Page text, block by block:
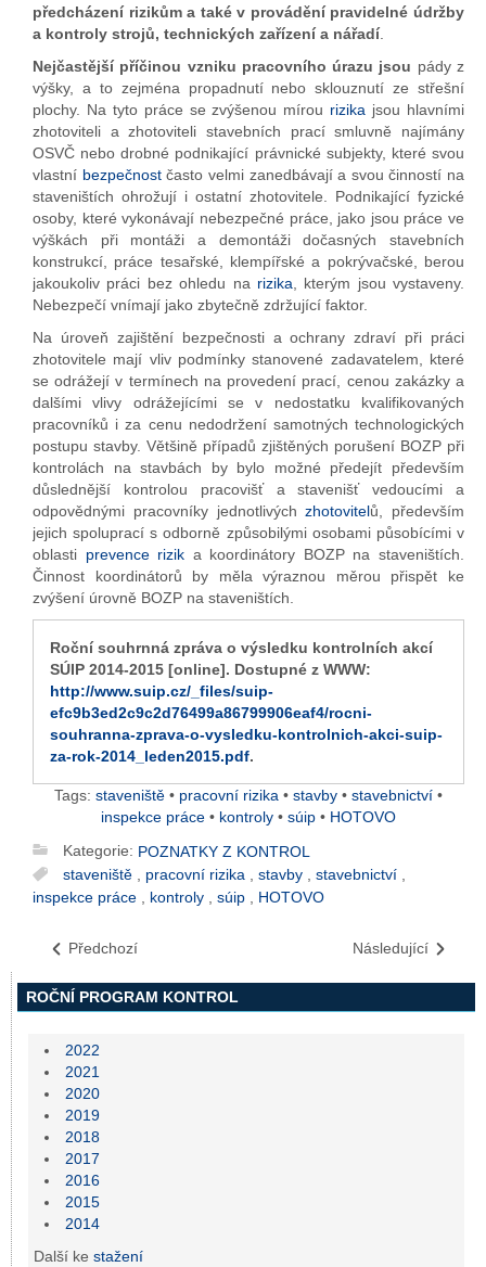
předcházení rizikům a také v provádění pravidelné údržby
a kontroly strojů, technických zařízení a nářadí.
Nejčastější příčinou vzniku pracovního úrazu jsou pády z
výšky, a to zejména propadnutí nebo sklouznutí ze střešní
plochy. Na tyto práce se zvýšenou mírou rizika jsou hlavními
zhotoviteli a zhotoviteli stavebních prací smluvně najímány
OSVČ nebo drobné podnikající právnické subjekty, které svou
vlastní bezpečnostčasto velmi zanedbávají a svou činností na
staveništích ohrožují i ostatní zhotovitele. Podnikající fyzické
osoby, které vykonávají nebezpečné práce, jako jsou práce ve
výškách při montáži a demontáži dočasných stavebních
konstrukcí, práce tesařské, klempířské a pokrývačské, berou
jakoukoliv práci bez ohledu na rizika , kterým jsou vystaveny.
Nebezpečí vnímají jako zbytečně zdržující faktor.
Na úroveň zajištění bezpečnosti a ochrany zdraví při práci
zhotovitele mají vliv podmínky stanovené zadavatelem, které
se odrážejí v termínech na provedení prací, cenou zakázky a
dalšími vlivy odrážejícími se v nedostatku kvalifikovaných
pracovníků i za cenu nedodržení samotných technologických
postupu stavby. Většině případů zjištěných porušení BOZP při
kontrolách na stavbách by bylo možné předejít především
důslednější kontrolou pracovišť a stavenišť vedoucími a
odpovědnými pracovníky jednotlivýchzhotovitelů, především
jejich spoluprací s odborně způsobilými osobami působícími v
oblasti prevence rizik a koordinátory BOZP na staveništích.
Činnost koordinátorů by měla výraznou měrou přispět ke
zvýšení úrovně BOZP na staveništích.
Roční souhrnná zpráva o výsledku kontrolních akcí
SÚIP 2014-2015 [online]. Dostupné z WWW:
http://www.suip.cz/_files/suip-
efc9b3ed2c9c2d76499a86799906eaf4/rocni-
souhranna-zprava-o-vysledku-kontrolnich-akci-suip-
za-rok-2014_leden2015.pdf.
Tags: staveniště • pracovní rizika • stavby • stavebnictví •
inspekce práce • kontroly • súip • HOTOVO
Kategorie: POZNATKY Z KONTROL
staveniště , pracovní rizika , stavby , stavebnictví ,
inspekce práce , kontroly , súip , HOTOVO
Předchozí Následující
ROČNÍ PROGRAM KONTROL
2022
2021
2020
2019
2018
2017
2016
2015
2014
Další ke stažení